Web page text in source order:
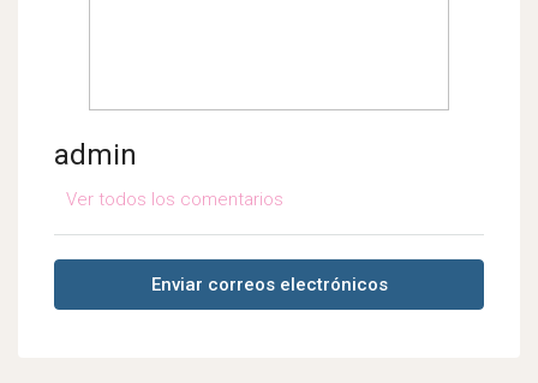
admin
Ver todos los comentarios
Enviar correos electrónicos